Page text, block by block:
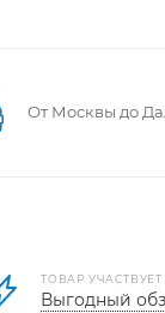
От Москвы до
ТОВАР
Выгодный